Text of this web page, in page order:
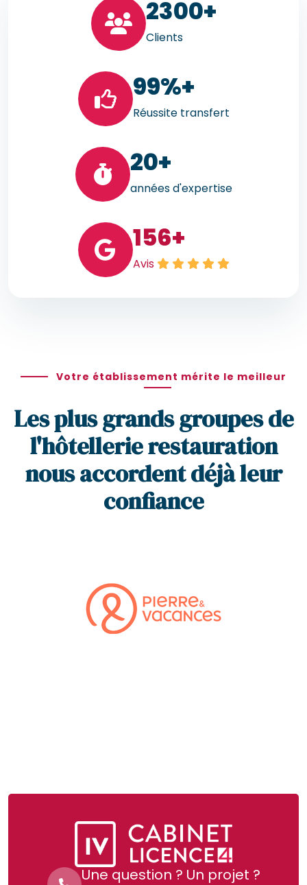
2300+
Clients
99%+
Réussite transfert
20+
années d'expertise
156+
Avis
Votre établissement mérite le meilleur
Les plus grands groupes de
l'hôtellerie restauration
nous accordent déjà leur
confiance
Une question ? Un projet ?